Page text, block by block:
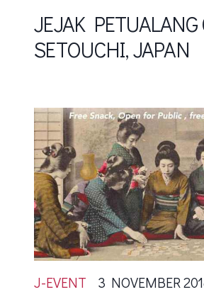
JEJAK PETUALANG
SETOUCHI, JAPAN
J-EVENT 3 NOVEMBER